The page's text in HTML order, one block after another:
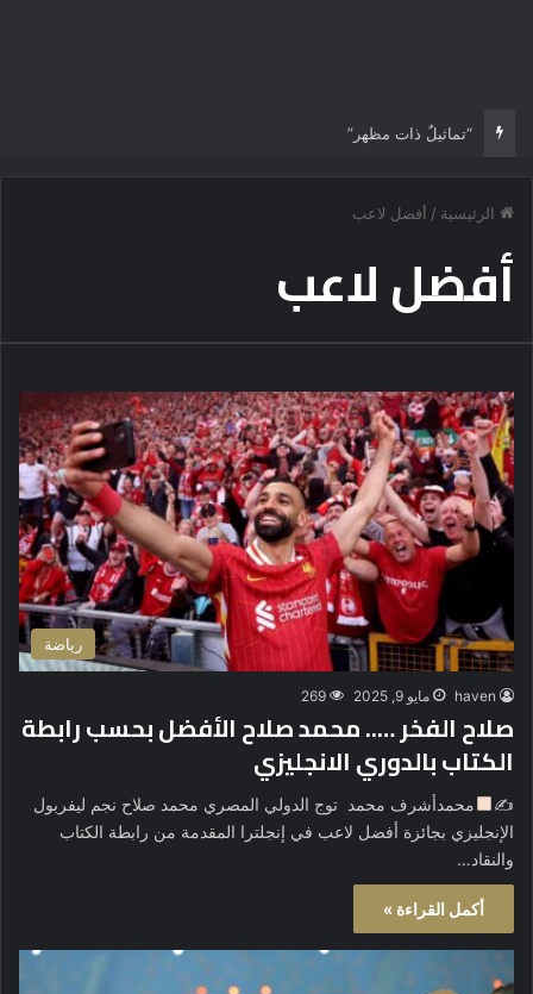
طرابزون التركي يسعى بقوة لحسم صفقة مهاجم اخر
الرئيسية / أفضل لاعب
أفضل لاعب
رياضة
haven مايو 9, 2025 269
صلاح الفخر ….. محمد صلاح الأفضل بحسب رابطة
الكتاب بالدوري الانجليزي
✍
محمدأشرف محمد توج الدولي المصري محمد صلاح نجم ليفربول
الإنجليزي بجائزة أفضل لاعب في إنجلترا المقدمة من رابطة الكتاب
والنقاد…
أكمل القراءة »